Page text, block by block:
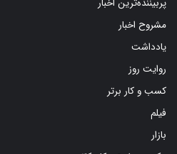
مشروح اخبار
یادداشت
روایت روز
کسب و کار برتر
فیلم
بازار
عکس و طرح و کاریکاتور